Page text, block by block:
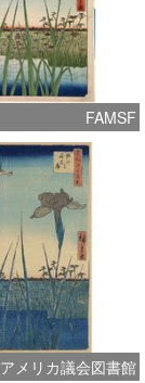
FAMSF
アメリカ議会図書館